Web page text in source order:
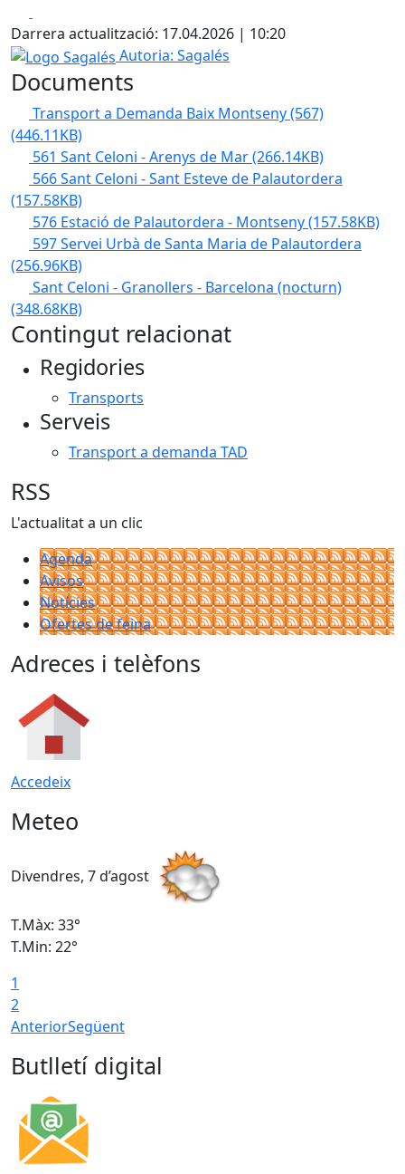
Darrera actualització: 17.04.2026 | 10:20
Logo Sagalés
Autoria: Sagalés
Documents
Transport a Demanda Baix Montseny (567)
(446.11KB)
561 Sant Celoni - Arenys de Mar(266.14KB)
566 Sant Celoni - Sant Esteve de Palautordera
(157.58KB)
576 Estació de Palautordera - Montseny(157.58KB)
597 Servei Urbà de Santa Maria de Palautordera
(256.96KB)
Sant Celoni - Granollers - Barcelona (nocturn)
(348.68KB)
Contingut relacionat
Regidories
Transports
Serveis
Transport a demanda TAD
RSS
L'actualitat a un clic
Agenda
Avisos
Notícies
Ofertes de feina
Adreces i telèfons
Accedeix
Meteo
Divendres, 7 d’agost
T.Màx: 33°
T.Min: 22°
1
2
AnteriorSegüent
Butlletí digital